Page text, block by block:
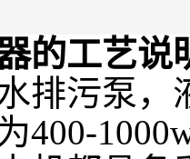
的工艺说
排污泵，
400-